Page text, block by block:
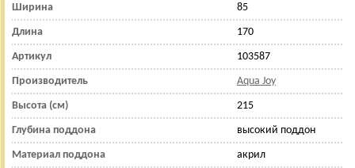
Ширина 85
Длина 170
Артикул 103587
Производитель Aqua Joy
Высота (см) 215
Глубина поддона высокий поддон
Материал поддона акрил